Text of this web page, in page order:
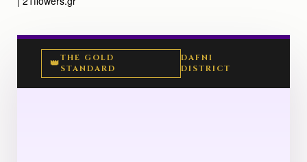
👑THE GOLD
STANDARD
DAFNI
DISTRICT